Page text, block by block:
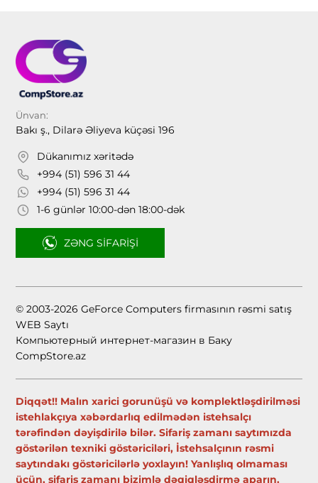
Ünvan:
Bakı ş., Dilarə Əliyeva küçəsi 196
Dükanımız xəritədə
+994 (51) 596 31 44
+994 (51) 596 31 44
1-6 günlər 10:00-dən 18:00-dək
ZƏNG SIFARIŞI
© 2003-2026 GeForce Computers firmasının rəsmi satış
WEB Saytı
Компьютерный интернет-магазин в Баку
CompStore.az
Diqqət!! Malın xarici gorunüşü və komplektləşdirilməsi
istehlakçıya xəbərdarlıq edilmədən istehsalçı
tərəfindən dəyişdirilə bilər. Sifariş zamanı saytımızda
göstərilən texniki göstəriciləri, İstehsalçının rəsmi
saytındakı göstəricilərlə yoxlayın! Yanlışlıq olmaması
üçün, sifariş zamanı bizimlə dəqiqləşdirmə aparın.